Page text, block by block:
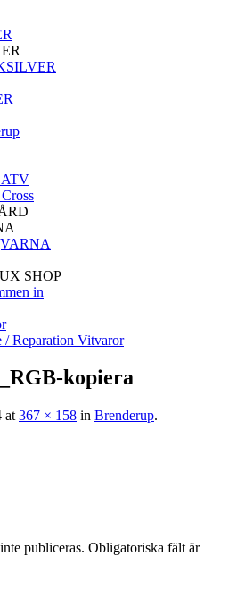
ATV
SHOP
in
/ Reparation Vitvaror
kopiera
at 367 × 158 in Brenderup.
publiceras. Obligatoriska fält är